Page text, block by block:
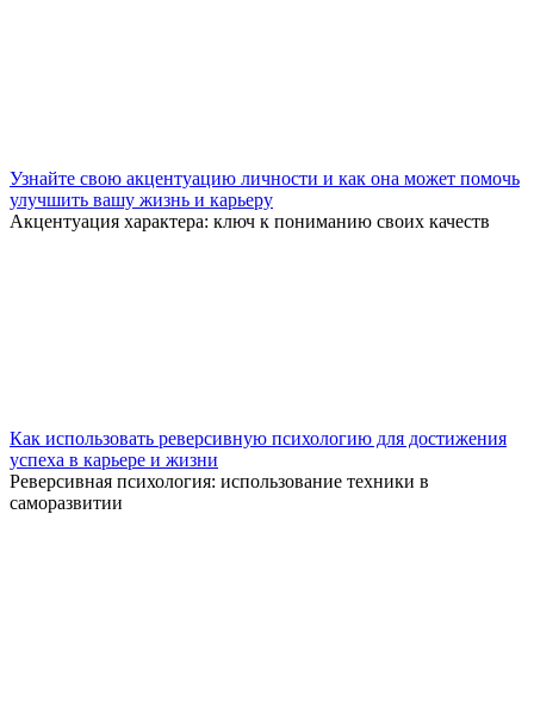
Узнайте свою акцентуацию личности и как она может помочь
улучшить вашу жизнь и карьеру
Акцентуация характера: ключ к пониманию своих качеств
Как использовать реверсивную психологию для достижения
успеха в карьере и жизни
Реверсивная психология: использование техники в
саморазвитии